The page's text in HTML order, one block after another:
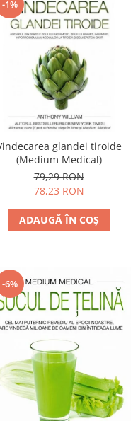
-1%
glandei tiroide
(Medium Medical)
79,29 RON
78,23 RON
ADAUGĂ ÎN COȘ
-6%